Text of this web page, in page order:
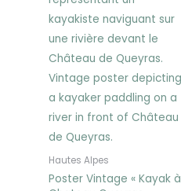
Hautes Alpes
Poster Vintage « Kayak à
25,00 €
à
30,00 €